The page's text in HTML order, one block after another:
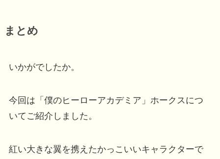
まとめ
いかがでしたか。
今回は「僕のヒーローアカデミア」ホークスにつ
いてご紹介しました。
紅い大きな翼を携えたかっこいいキャラクターで